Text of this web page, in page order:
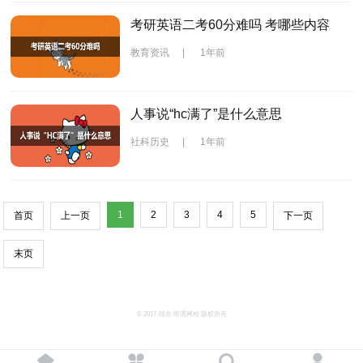
考研英语二考60分难吗 考哪些内容
教育资讯 1年前
人事说“hc满了”是什么意思
社科历史 | 1年前
首页 上一页 1 2 3 4 5 下一页
末页
© 2017-现在 即遇网校 版权所有